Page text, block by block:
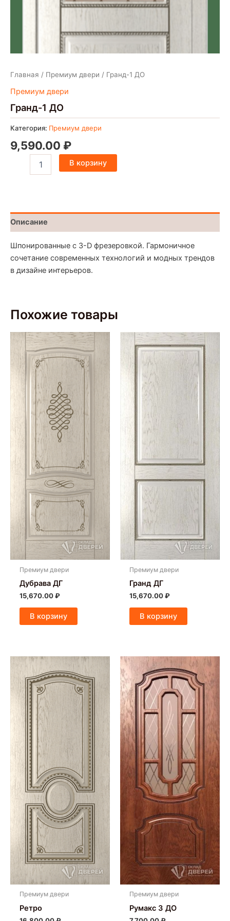
Главная / Премиум двери / Гранд-1 ДО
Премиум двери
Гранд-1 ДО
Категория: Премиум двери
9,590.00 ₽
В корзину
Описание
Шпонированные с 3-D фрезеровкой. Гармоничное
сочетание современных технологий и модных трендов
в дизайне интерьеров.
Похожие товары
Премиум двери
Дубрава ДГ
15,670.00₽
В корзину
Премиум двери
Гранд ДГ
15,670.00₽
В корзину
Премиум двери
Ретро
Премиум двери
Румакс 3 ДО